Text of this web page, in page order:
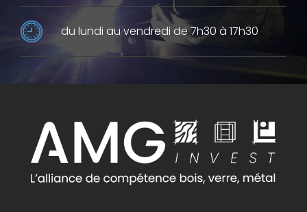
du lundi au vendredi de 7h30 à 17h30